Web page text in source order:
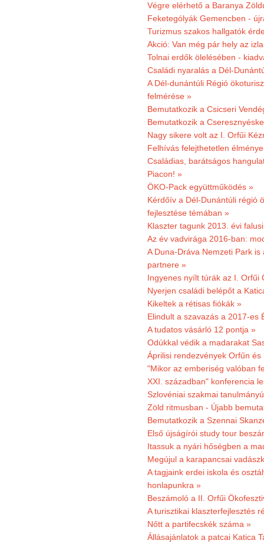
Végre elérhető a Baranya
Feketególyák Gemencben -
Turizmus szakos hallgatók
Akció: Van még pár hely az
Tolnai erdők ölelésében -
Családi nyaralás a Dél-
A Dél-dunántúli Régió
felmérése »
Bemutatkozik a Csicseri
Bemutatkozik a
Nagy sikere volt az I. Orfűi
Felhívás felejthetetlen
Családias, barátságos
Piacon! »
ÖKO-Pack együttműködés »
Kérdőív a Dél-Dunántúli régió
fejlesztése témában »
Klaszter tagunk 2013. évi
Az év vadvirága 2016-ban:
A Duna-Dráva Nemzeti Park
partnere »
Ingyenes nyílt túrák az I. Orfűi
Nyerjen családi belépőt a
Kikeltek a rétisas fiókák »
Elindult a szavazás a 2017-es
A tudatos vásárló 12 pontja »
Odúkkal védik a madarakat
Áprilisi rendezvények Orfűn és
"Mikor az emberiség valóban
XXI. században" konferencia
Szlovéniai szakmai
Zöld ritmusban - Újabb
Bemutatkozik a Szennai
Első újságírói study tour
Itassuk a nyári hőségben a
Megújul a karapancsai
A tagjaink erdei iskola és
honlapunkra »
Beszámoló a II. Orfűi
A turisztikai klaszterfejlesztés
Nőtt a partifecskék száma »
Állásajánlatok a patcai Katica